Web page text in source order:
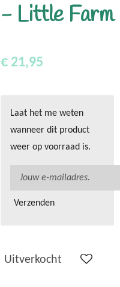
- Little Farm
€ 21,95
Laat het me weten
wanneer dit product
weer op voorraad is.
Verzenden
Uitverkocht